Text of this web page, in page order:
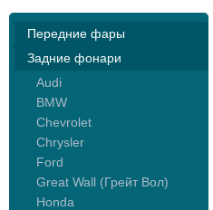
Передние фары
Задние фонари
Audi
BMW
Chevrolet
Chrysler
Ford
Great Wall (Грейт Вол)
Honda